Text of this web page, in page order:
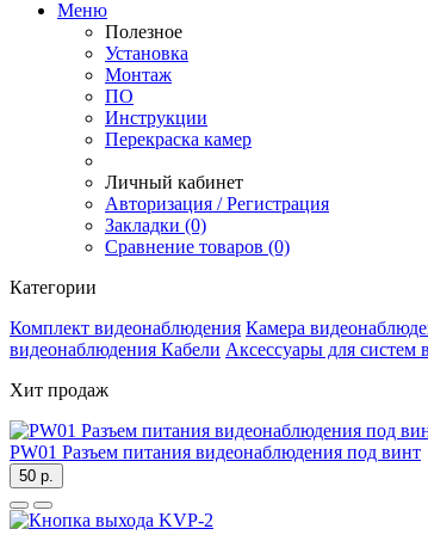
Меню
Полезное
Установка
Монтаж
ПО
Инструкции
Перекраска камер
Личный кабинет
Авторизация / Регистрация
Закладки (0)
Сравнение товаров (0)
Категории
Комплект видеонаблюдения Камера
видеонаблюдения Кабели Аксессуары для систем
Хит продаж
PW01 Разъем питания видеонаблюдения под винт
50 р.